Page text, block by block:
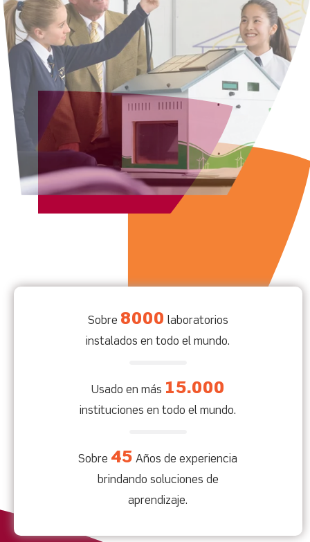
Sobre 8000 laboratorios
instalados en todo el mundo.
Usado en más 15.000
instituciones en todo el mundo.
Sobre 45 Años de experiencia
brindando soluciones de
aprendizaje.